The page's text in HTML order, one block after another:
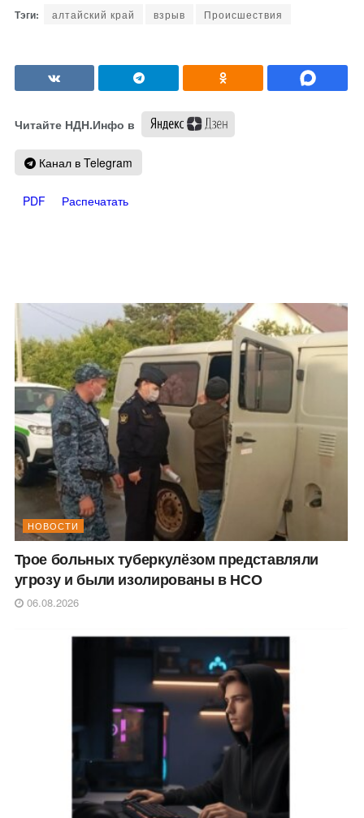
алтайский край взрыв Происшествия
Читайте НДН.Инфо в
Канал в Telegram
PDF Распечатать
НОВОСТИ
Трое больных туберкулёзом представляли
угрозу и были изолированы в НСО
06.08.2026